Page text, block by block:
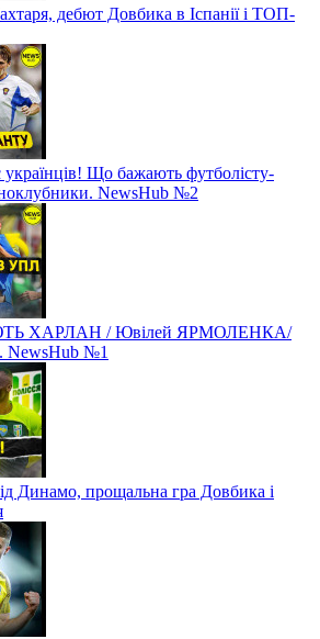
дебют Довбика в Іспанії і ТОП-
українців! Що бажають футболісту-
NewsHub №2
ХАРЛАН / Ювілей ЯРМОЛЕНКА/
№1
Динамо, прощальна гра Довбика і